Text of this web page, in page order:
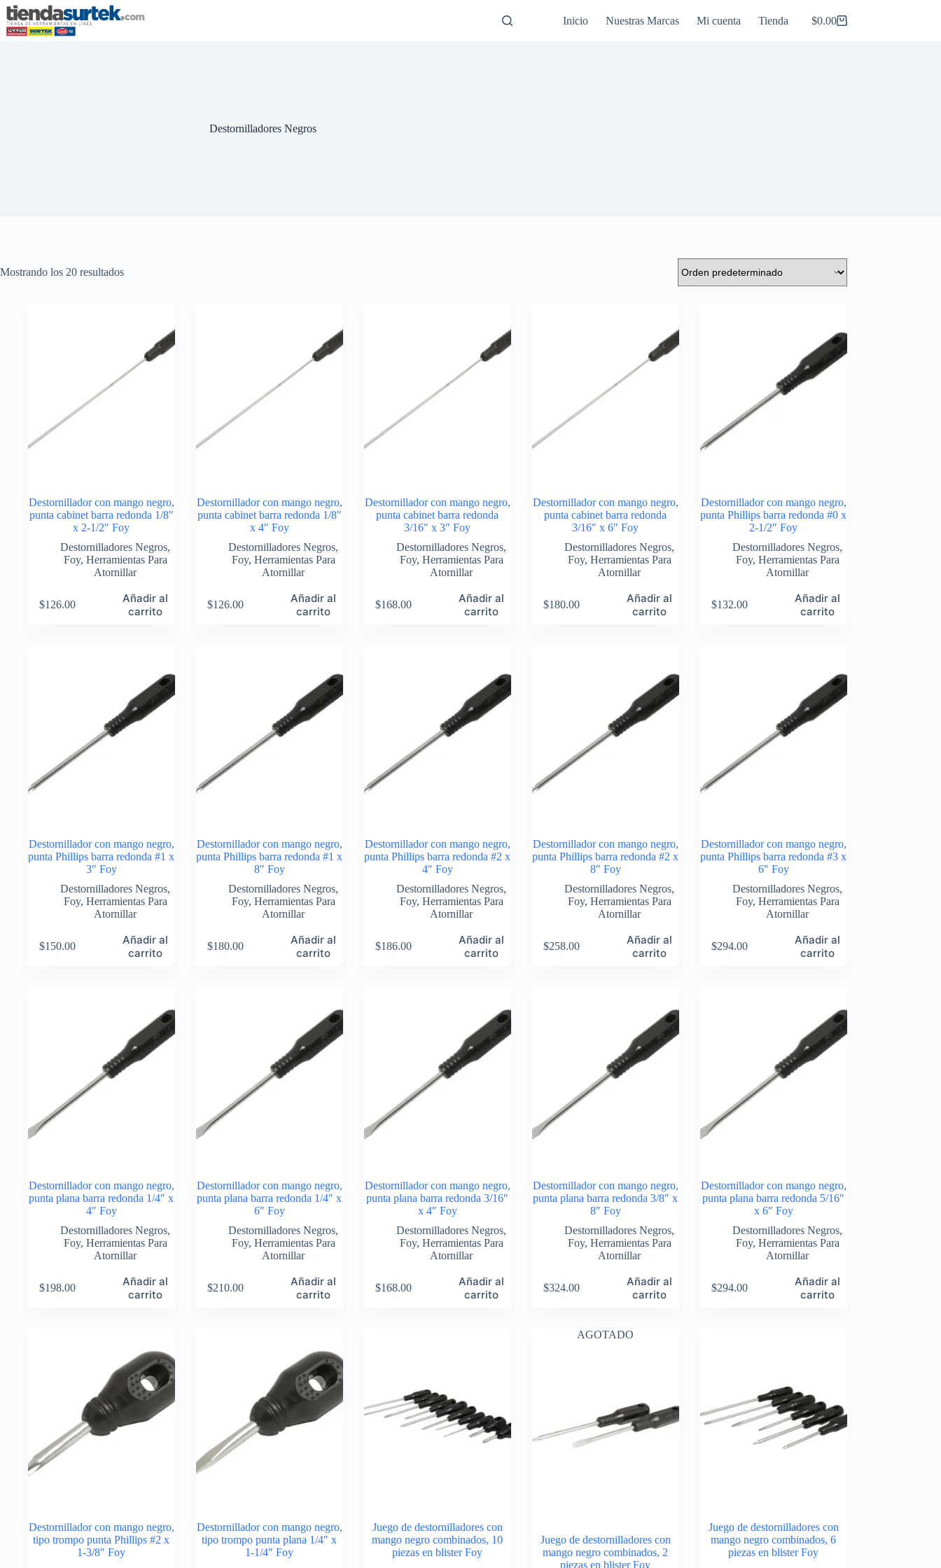
Saltar
al
contenido
Inicio Nuestras Marcas Mi cuenta Tienda
Carro
$0.00
Destornilladores Negros
Mostrando los 20 resultados
Destornillador con mango negro,
punta cabinet barra redonda 1/8″
x 2-1/2″ Foy
Destornilladores Negros,
Foy, Herramientas Para
Atornillar
$126.00
Añadir al
carrito
Destornillador con mango negro,
punta cabinet barra redonda 1/8″
x 4″ Foy
Destornilladores Negros,
Foy, Herramientas Para
Atornillar
$126.00
Añadir al
carrito
Destornillador con mango negro,
punta cabinet barra redonda
3/16″ x 3″ Foy
Destornilladores Negros,
Foy, Herramientas Para
Atornillar
$168.00
Añadir al
carrito
Destornillador con mango negro,
punta cabinet barra redonda
3/16″ x 6″ Foy
Destornilladores Negros,
Foy, Herramientas Para
Atornillar
$180.00
Añadir al
carrito
Destornillador con mango negro,
punta Phillips barra redonda #0 x
2-1/2″ Foy
Destornilladores Negros,
Foy, Herramientas Para
Atornillar
$132.00
Añadir al
carrito
Destornillador con mango negro,
punta Phillips barra redonda #1 x
3″ Foy
Destornilladores Negros,
Foy, Herramientas Para
Atornillar
$150.00
Añadir al
carrito
Destornillador con mango negro,
punta Phillips barra redonda #1 x
8″ Foy
Destornilladores Negros,
Foy, Herramientas Para
Atornillar
$180.00
Añadir al
carrito
Destornillador con mango negro,
punta Phillips barra redonda #2 x
4″ Foy
Destornilladores Negros,
Foy, Herramientas Para
Atornillar
$186.00
Añadir al
carrito
Destornillador con mango negro,
punta Phillips barra redonda #2 x
8″ Foy
Destornilladores Negros,
Foy, Herramientas Para
Atornillar
$258.00
Añadir al
carrito
Destornillador con mango negro,
punta Phillips barra redonda #3 x
6″ Foy
Destornilladores Negros,
Foy, Herramientas Para
Atornillar
$294.00
Añadir al
carrito
Destornillador con mango negro,
punta plana barra redonda 1/4″ x
4″ Foy
Destornilladores Negros,
Foy, Herramientas Para
Atornillar
$198.00
Añadir al
carrito
Destornillador con mango negro,
punta plana barra redonda 1/4″ x
6″ Foy
Destornilladores Negros,
Foy, Herramientas Para
Atornillar
$210.00
Añadir al
carrito
Destornillador con mango negro,
punta plana barra redonda 3/16″
x 4″ Foy
Destornilladores Negros,
Foy, Herramientas Para
Atornillar
$168.00
Añadir al
carrito
Destornillador con mango negro,
punta plana barra redonda 3/8″ x
8″ Foy
Destornilladores Negros,
Foy, Herramientas Para
Atornillar
$324.00
Añadir al
carrito
Destornillador con mango negro,
punta plana barra redonda 5/16″
x 6″ Foy
Destornilladores Negros,
Foy, Herramientas Para
Atornillar
$294.00
Añadir al
carrito
Destornillador con mango negro,
tipo trompo punta Phillips #2 x
1-3/8″ Foy
Destornillador con mango negro,
tipo trompo punta plana 1/4″ x
1-1/4″ Foy
Juego de destornilladores con
mango negro combinados, 10
piezas en blister Foy
AGOTADO
Juego de destornilladores con
mango negro combinados, 2
piezas en blister Foy
Juego de destornilladores con
mango negro combinados, 6
piezas en blister Foy